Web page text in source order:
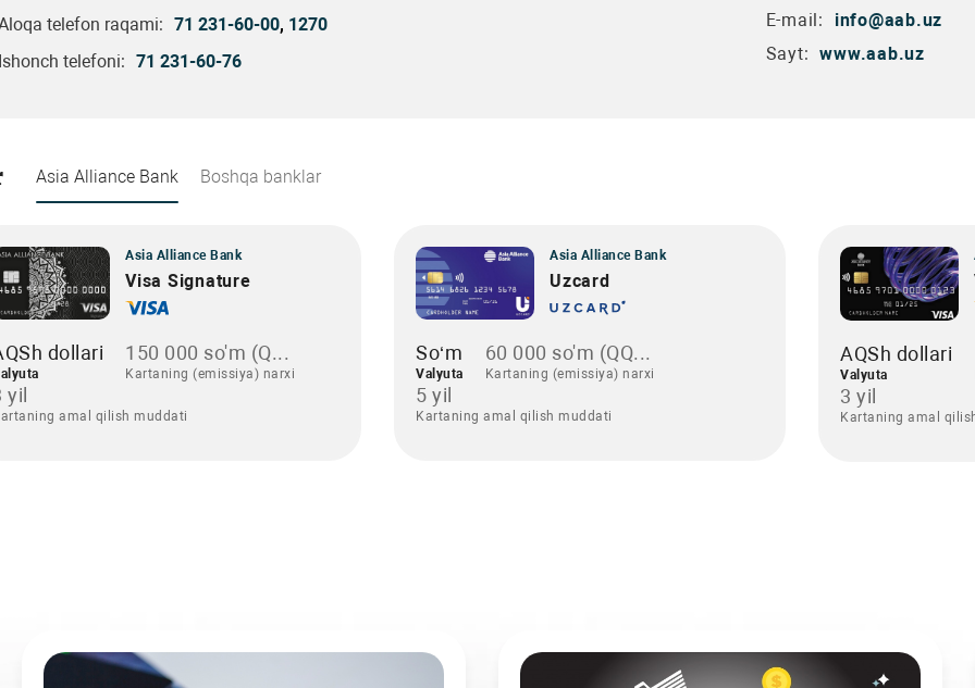
telefon raqami: 71 231-60-00, 1270
telefoni: 71 231-60-76
E-mail:
info@aab.uz
Sayt: www.aab.uz
Asia Alliance Bank Boshqa banklar
Asia Alliance Bank
Visa Signature
dollari 150 000 so'm (Q...
Kartaning (emissiya) narxi
yil
amal qilish muddati
Asia Alliance Bank
Uzcard
So‘m
Valyuta
60 000 so'm (QQ...
Kartaning (emissiya) narxi
5 yil
Kartaning amal qilish muddati
AQSh dollari
Valyuta
3 yil
Kartaning amal